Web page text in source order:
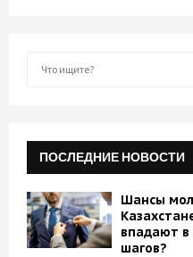
f
o
r
:
ПОСЛЕДНИЕ НОВОСТИ
Шансы
впадают в
шагов?